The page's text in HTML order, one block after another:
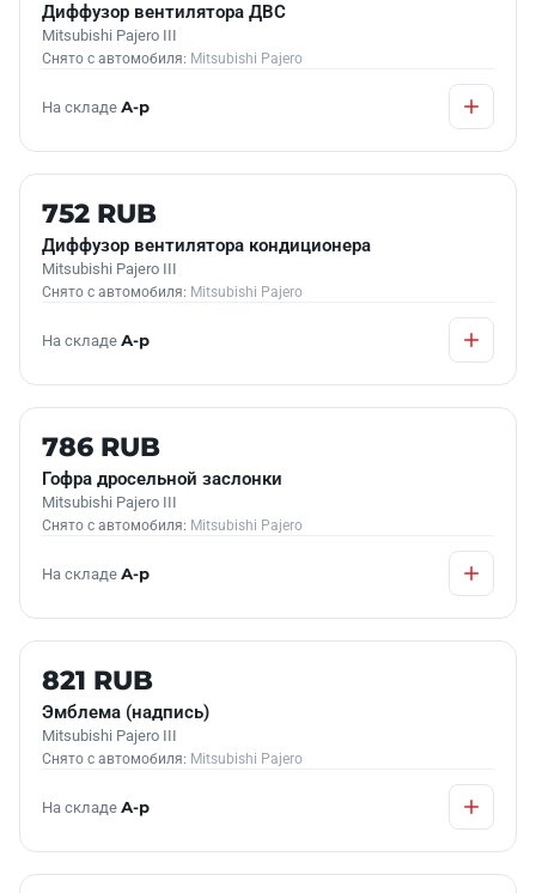
Диффузор вентилятора ДВС
Mitsubishi Pajero III
Снято с автомобиля: Mitsubishi Pajero
На складе А-р
Б/У В НАЛИЧИИ
752 RUB
Диффузор вентилятора кондиционера
Mitsubishi Pajero III
Снято с автомобиля: Mitsubishi Pajero
На складе А-р
Б/У В НАЛИЧИИ
786 RUB
Гофра дросельной заслонки
Mitsubishi Pajero III
Снято с автомобиля: Mitsubishi Pajero
На складе А-р
Б/У В НАЛИЧИИ
821 RUB
Эмблема (надпись)
Mitsubishi Pajero III
Снято с автомобиля: Mitsubishi Pajero
На складе А-р